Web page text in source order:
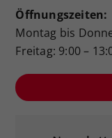
Öffnungszeiten:
Montag bis
Freitag: 9:00 –